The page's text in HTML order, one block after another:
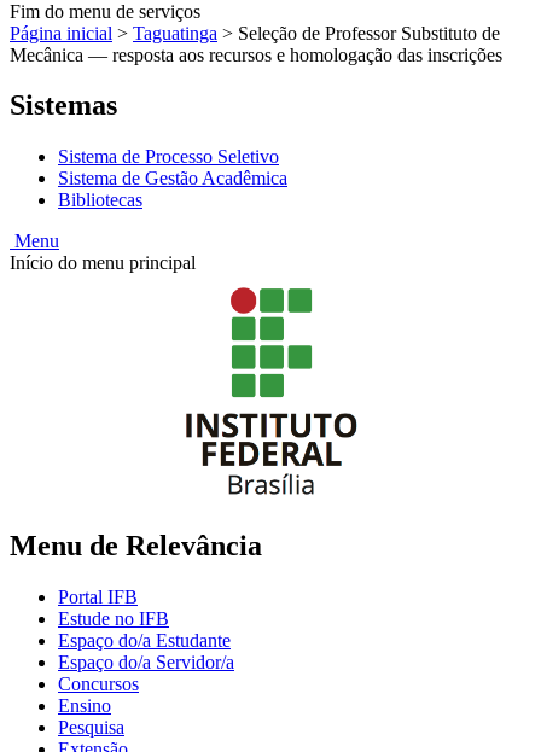
Fim do menu de serviços
Página inicial > Taguatinga > Seleção de Professor Substituto de
Mecânica — resposta aos recursos e homologação das inscrições
Sistemas
Sistema de Processo Seletivo
Sistema de Gestão Acadêmica
Bibliotecas
Menu
Início do menu principal
Menu de Relevância
Portal IFB
Estude no IFB
Espaço do/a Estudante
Espaço do/a Servidor/a
Concursos
Ensino
Pesquisa